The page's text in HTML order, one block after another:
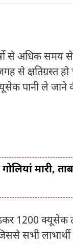
से अधिक समय
से क्षतिग्रस्त
पानी ले जाने
मारी,
1200
सभी